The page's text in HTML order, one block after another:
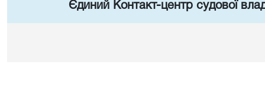
Єдиний Контакт-центр судової